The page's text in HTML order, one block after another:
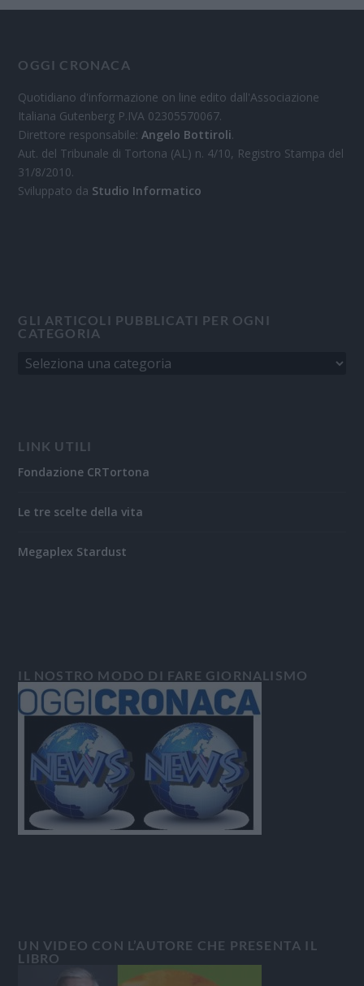
OGGI CRONACA
Quotidiano d'informazione on line edito dall'Associazione
Italiana Gutenberg P.IVA 02305570067.
Direttore responsabile:Angelo Bottiroli.
Aut. del Tribunale di Tortona (AL) n. 4/10, Registro Stampa del
31/8/2010.
Sviluppato da Studio Informatico
GLI ARTICOLI PUBBLICATI PER OGNI
CATEGORIA
LINK UTILI
Fondazione CRTortona
Le tre scelte della vita
Megaplex Stardust
IL NOSTRO MODO DI FARE GIORNALISMO
UN VIDEO CON L’AUTORE CHE PRESENTA IL
LIBRO